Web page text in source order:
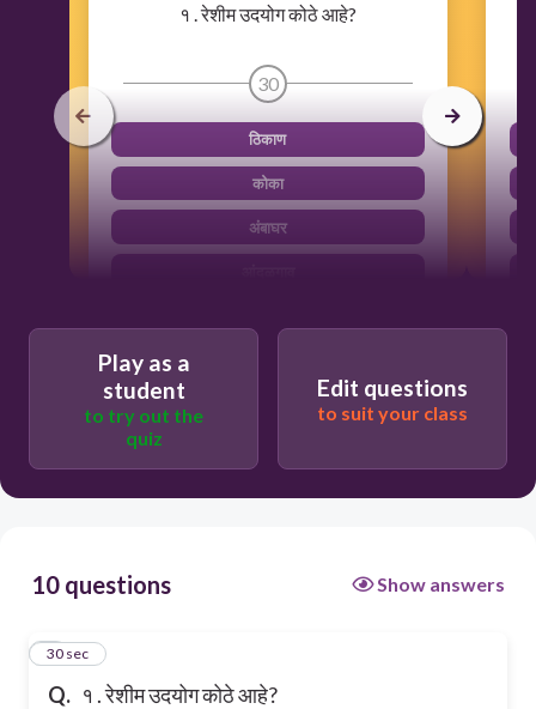
१ . रेशीम उदयोग कोठे आहे?
30
ठिकाण
कोका
अंबाघर
Play as a
student
to try out the
quiz
Edit questions
to suit your class
10 questions Show answers
Q. १ . रेशीम उदयोग कोठे आहे?
1
30 sec